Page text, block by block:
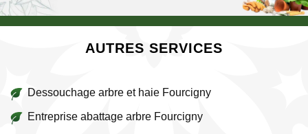
AUTRES SERVICES
Dessouchage arbre et haie Fourcigny
Entreprise abattage arbre Fourcigny